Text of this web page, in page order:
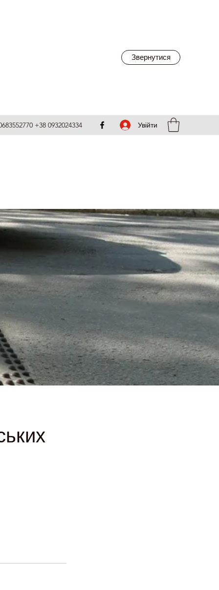
Звернутися
+38 0932024334 Увійти